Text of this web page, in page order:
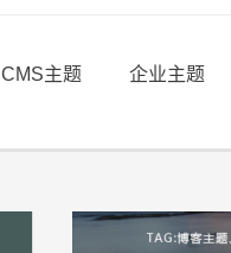
CMS主题 企业主题